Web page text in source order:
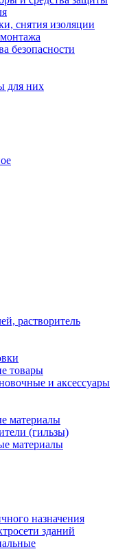
снятия изоляции
безопасности
для них
растворитель
товары
и аксессуары
материалы
(гильзы)
материалы
назначения
зданий